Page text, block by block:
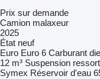
Prix sur demande
Camion malaxeur
2025
État neuf
Euro Euro 6 Carburant
12 m³ Suspension
Symex Réservoir d'eau